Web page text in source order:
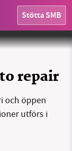
Stötta SMB
repair
och öppen
utförs i
Foto:Chloé Mikolajczak